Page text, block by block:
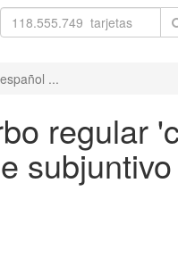
...
regular
subjuntivo